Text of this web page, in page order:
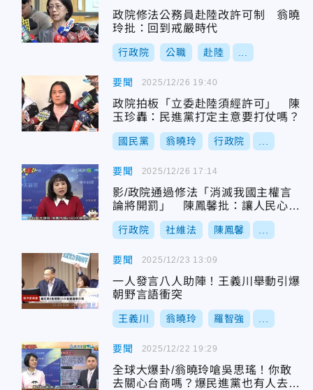
政院修法公務員赴陸改許可制 翁曉
玲批：回到戒嚴時代
行政院 公職 赴陸
要聞
政院拍板「立委赴陸須經許可」 陳
玉珍轟：民進黨打定主意要打仗嗎？
國民黨 翁曉玲 行政院
2025/12/26 19:40
要聞
影/政院通過修法「消滅我國主權言
論將開罰」 陳鳳馨批：讓人民心中
設立一個警總
行政院 社維法 陳鳳馨
2025/12/26 17:14
要聞
一人發言八人助陣！王義川舉動引爆
朝野言語衝突
王義川 翁曉玲 羅智強
2025/12/23 13:09
要聞
全球大爆卦/翁曉玲嗆吳思瑤！你敢
去關心台商嗎？爆民進黨也有人去大
2025/12/22 19:29